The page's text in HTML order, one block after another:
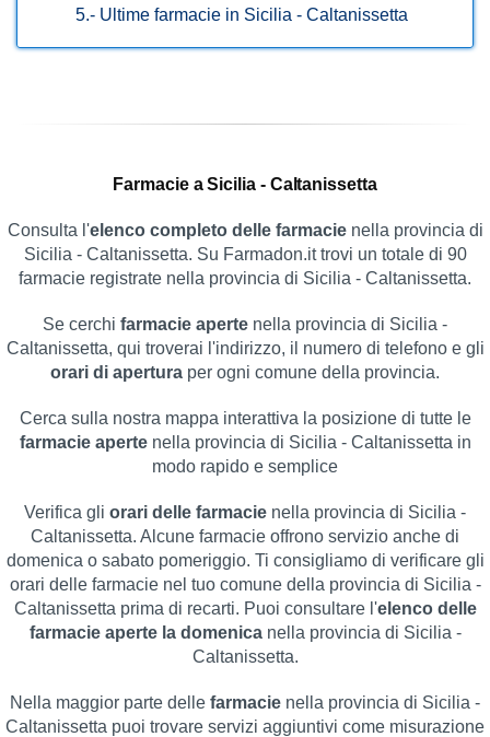
5.- Ultime farmacie in Sicilia - Caltanissetta
Farmacie a Sicilia - Caltanissetta
Consulta l'elenco completo delle farmacienella provincia di
Sicilia - Caltanissetta. Su Farmadon.it trovi un totale di 90
farmacie registrate nella provincia di Sicilia - Caltanissetta.
Se cerchi farmacie aperte nella provincia di Sicilia -
Caltanissetta, qui troverai l'indirizzo, il numero di telefono e gli
orari di apertura per ogni comune della provincia.
Cerca sulla nostra mappa interattiva la posizione di tutte le
farmacie apertenella provincia di Sicilia - Caltanissetta in
modo rapido e semplice
Verifica gli orari delle farmacie nella provincia di Sicilia -
Caltanissetta. Alcune farmacie offrono servizio anche di
domenica o sabato pomeriggio. Ti consigliamo di verificare gli
orari delle farmacie nel tuo comune della provincia di Sicilia -
Caltanissetta prima di recarti. Puoi consultare l'elenco delle
farmacie aperte la domenicanella provincia di Sicilia -
Caltanissetta.
Nella maggior parte delle farmacie nella provincia di Sicilia -
Caltanissetta puoi trovare servizi aggiuntivi come misurazione